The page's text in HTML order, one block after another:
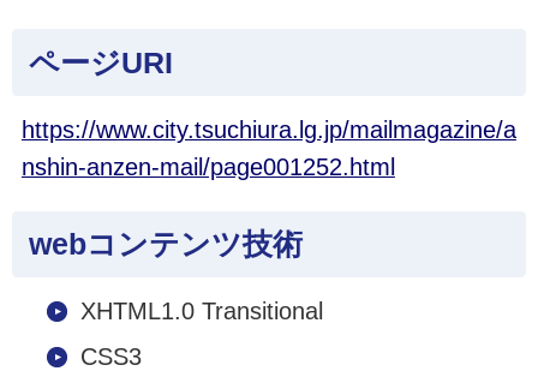
ページURI
https://www.city.tsuchiura.lg.jp/mailmagazine/a
nshin-anzen-mail/page001252.html
webコンテンツ技術
XHTML1.0 Transitional
CSS3